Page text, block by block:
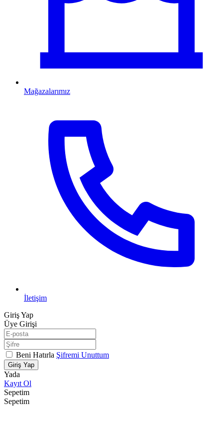
Mağazalarımız
İletişim
Giriş Yap
Üye Girişi
Beni Hatırla Şifremi Unuttum
Giriş Yap
Yada
Kayıt Ol
Sepetim
Sepetim